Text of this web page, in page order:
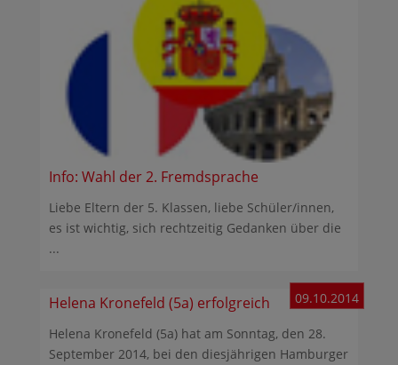
Info: Wahl der 2. Fremdsprache
Liebe Eltern der 5. Klassen, liebe Schüler/innen,
es ist wichtig, sich rechtzeitig Gedanken über die
...
Helena Kronefeld (5a) erfolgreich 09.10.2014
Helena Kronefeld (5a) hat am Sonntag, den 28.
September 2014, bei den diesjährigen Hamburger